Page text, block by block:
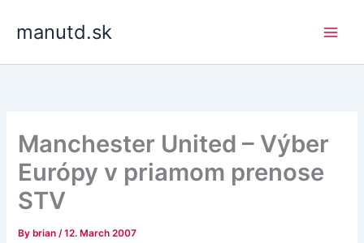
manutd.sk
Manchester United – Výber
Európy v priamom prenose
STV
By brian/12. March 2007